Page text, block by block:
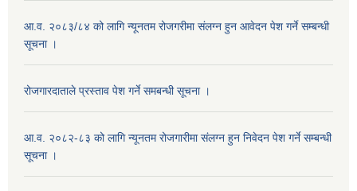
आ.व. २०८३/८४ को लागि न्यूनतम रोजगरीमा संलग्न हुन आवेदन पेश गर्ने सम्बन्धी
सूचना ।
रोजगारदाताले प्रस्ताव पेश गर्ने समबन्धी सूचना ।
आ.व. २०८२-८३ को लागि न्यूनतम रोजगारीमा संलग्न हुन निवेदन पेश गर्ने सम्बन्धी
सूचना ।